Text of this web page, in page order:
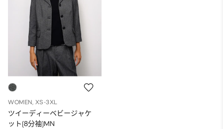
WOMEN, XS-3XL
ツイーディーベビージャケ
ット(8分袖)MN